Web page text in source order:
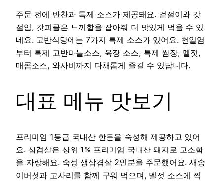
주문 전에 반찬과 특제 소스가 제공돼요. 겉절이와 갓
절임, 갓피클은 느끼함을 잡아줘 더 맛있게 먹을 수 있
네요. 고반식당에는 7가지 특제 소스가 있어요. 천일염
부터 특제 고반마늘소스, 육장 소스, 특제 쌈장, 멜젓,
매콤소스, 와사비까지 다채롭게 즐길 수 있답니다.
대표 메뉴 맛보기
프리미엄 1등급 국내산 한돈을 숙성해 제공하고 있어
요. 삼겹살은 상위 1% 프리미엄 국내산 돼지로 고소함
을 자랑해요. 숙성 생삼겹살 2인분을 주문했어요. 새송
이버섯과 고사리를 함께 구워 먹으며, 멜젓 소스에 찍